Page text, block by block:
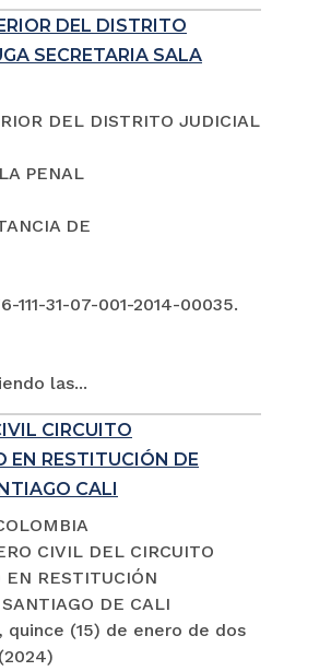
DEL DISTRITO
SECRETARIA SALA
DEL DISTRITO JUDICIAL
PENAL
DE
111-31-07-001-2014-00035.
las...
CIRCUITO
EN RESTITUCIÓN DE
CALI
CIVIL DEL CIRCUITO
EN RESTITUCIÓN
DE CALI
quince (15) de enero de dos